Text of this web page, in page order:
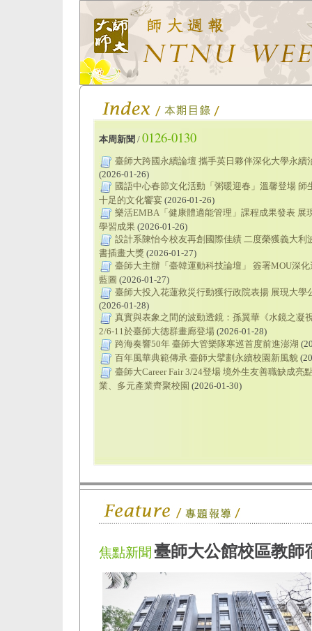
本周新聞 / 0126-0130
臺師大跨國永續論壇 攜手英日夥伴深化大學永續
(2026-01-26)
國語中心春節文化活動「粥暖迎春」溫馨登場 師
十足的文化饗宴 (2026-01-26)
樂活EMBA「健康體適能管理」課程成果發表 展
學習成果 (2026-01-26)
設計系陳怡今校友再創國際佳績 二度榮獲義大利
書插畫大獎 (2026-01-27)
臺師大主辦「臺韓運動科技論壇」 簽署MOU深
藍圖 (2026-01-27)
臺師大投入花蓮救災行動獲行政院表揚 展現大學
(2026-01-28)
真實與表象之間的波動透鏡：孫翼華《水鏡之凝
2/6-11於臺師大德群畫廊登場 (2026-01-28)
跨海奏響50年 臺師大管樂隊寒巡首度前進澎湖
百年風華典範傳承 臺師大擘劃永續校園新風貌
臺師大Career Fair 3/24登場 境外生友善職缺成
業、多元產業齊聚校園 (2026-01-30)
焦點新聞臺師大公館校區教師